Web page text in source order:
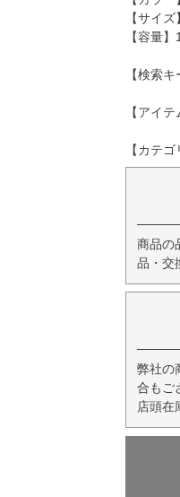
【サイ
【容量】
【検索
【アイ
【カテ
商品の
品・交
弊社の
合もご
店頭在